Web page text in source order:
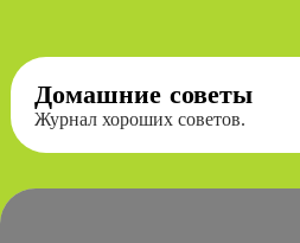
Перейти
содержимому
Домашние советы
Журнал хороших советов.